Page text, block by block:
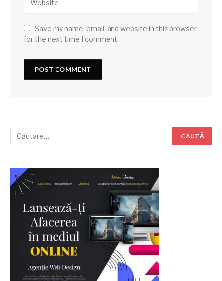
Save my name, email, and website in this browser
for the next time I comment.